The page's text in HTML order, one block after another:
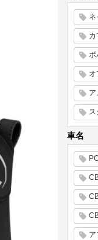
ネ
カ
ボ
オ
ア
ス
車名
ア